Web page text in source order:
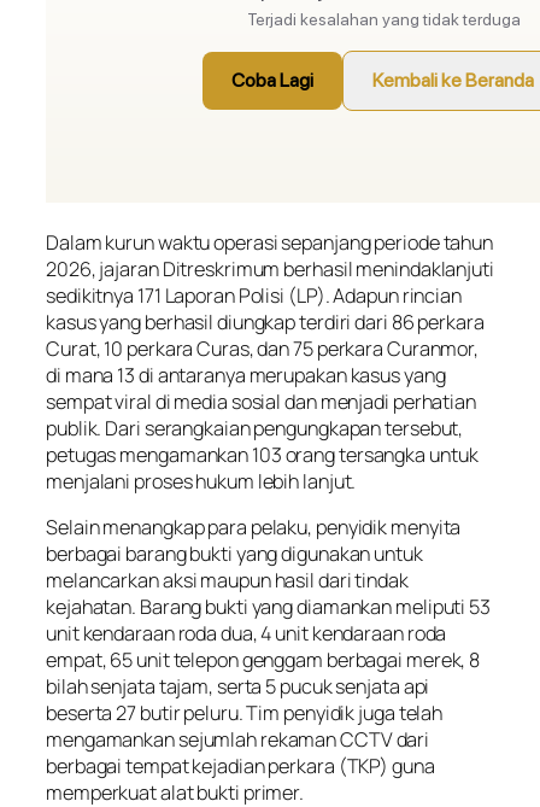
Dalam kurun waktu operasi sepanjang periode tahun
2026, jajaran Ditreskrimum berhasil menindaklanjuti
sedikitnya 171 Laporan Polisi (LP). Adapun rincian
kasus yang berhasil diungkap terdiri dari 86 perkara
Curat, 10 perkara Curas, dan 75 perkara Curanmor,
di mana 13 di antaranya merupakan kasus yang
sempat viral di media sosial dan menjadi perhatian
publik. Dari serangkaian pengungkapan tersebut,
petugas mengamankan 103 orang tersangka untuk
menjalani proses hukum lebih lanjut.
Selain menangkap para pelaku, penyidik menyita
berbagai barang bukti yang digunakan untuk
melancarkan aksi maupun hasil dari tindak
kejahatan. Barang bukti yang diamankan meliputi 53
unit kendaraan roda dua, 4 unit kendaraan roda
empat, 65 unit telepon genggam berbagai merek, 8
bilah senjata tajam, serta 5 pucuk senjata api
beserta 27 butir peluru. Tim penyidik juga telah
mengamankan sejumlah rekaman CCTV dari
berbagai tempat kejadian perkara (TKP) guna
memperkuat alat bukti primer.